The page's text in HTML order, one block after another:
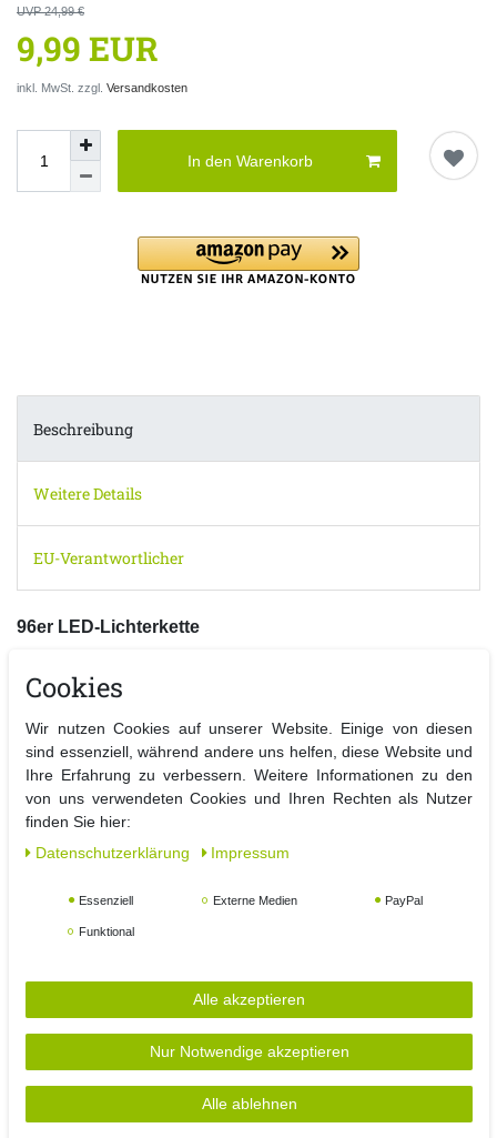
UVP 24,99 €
9,99 EUR
inkl. MwSt. zzgl. Versandkosten
In den Warenkorb
Beschreibung
Weitere Details
EU-Verantwortlicher
96er LED-Lichterkette
Weihnachtsbaum, an die Tür, an den Zaun oder an die
es gibt viele Möglichkeiten Ihre Dekoration umzusetzen. Die
Lichterkette kann im Innen- sowie im Außenbereich zum
dekorieren oder beleuchten benutzt werden.
Die LEDs sind in einem Abstand von 10 cm angeordnet.
Details:
- Kabelfarbe grün
ca. 19,5 m
- inkl. Transformator (GS IP44 DC 36V 100 mA)
Cookies
Wir nutzen Cookies auf unserer Website. Einige von diesen
sind essenziell, während andere uns helfen, diese Website und
Ihre Erfahrung zu verbessern. Weitere Informationen zu den
von uns verwendeten Cookies und Ihren Rechten als Nutzer
finden Sie hier:
Daten­schutz­erklärung
Impressum
Essenziell Externe Medien PayPal
Funktional
Alle akzeptieren
Nur Notwendige akzeptieren
Alle ablehnen